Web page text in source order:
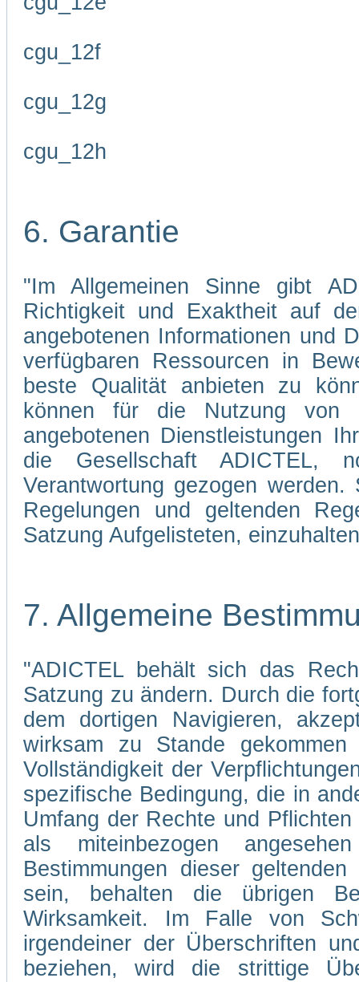
cgu_12f
cgu_12g
cgu_12h
6. Garantie
"Im Allgemeinen Sinne gibt
Richtigkeit und Exaktheit auf
angebotenen Informationen und
verfügbaren Ressourcen in
beste Qualität anbieten zu
können für die Nutzung von
angebotenen Dienstleistungen
die Gesellschaft ADICTEL,
Verantwortung gezogen
Regelungen und geltenden
Satzung Aufgelisteten,
7. Allgemeine
"ADICTEL behält sich das
Satzung zu ändern. Durch die
dem dortigen Navigieren,
wirksam zu Stande
Vollständigkeit der
spezifische Bedingung, die in
Umfang der Rechte und
als miteinbezogen
Bestimmungen dieser
sein, behalten die übrigen
Wirksamkeit. Im Falle von
irgendeiner der Überschriften
beziehen, wird die strittige